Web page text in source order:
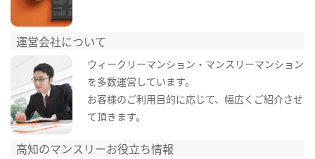
運営会社について
ウィークリーマンション・マンスリーマンション
を多数運営しています。
お客様のご利用目的に応じて、幅広くご紹介させ
て頂きます。
高知のマンスリーお役立ち情報